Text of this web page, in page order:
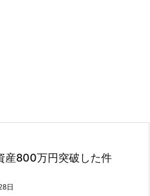
産800万円突破した件
日